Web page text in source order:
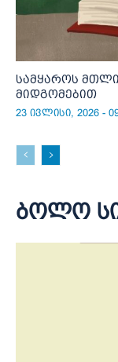
სამყაროს
მიდგომებით
23 ივლისი, 2026 -
ბოლო